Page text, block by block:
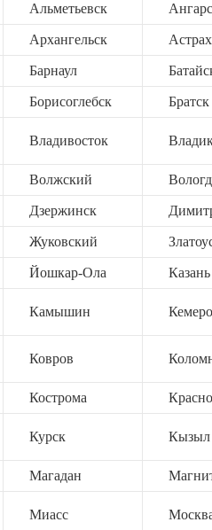
Альметьевск
Архангельск
Барнаул
Борисоглебск Братск
Владивосток
Волжский
Дзержинск
Жуковский
Йошкар-Ола Казань
Камышин
Ковров
Кострома
Курск Кызыл
Магадан
Миасс